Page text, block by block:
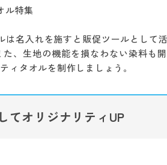
は名入れを施すと販促ツールとし
、生地の機能を損なわない染料も
ィタオルを制作しましょう。
てオリジナリティUP